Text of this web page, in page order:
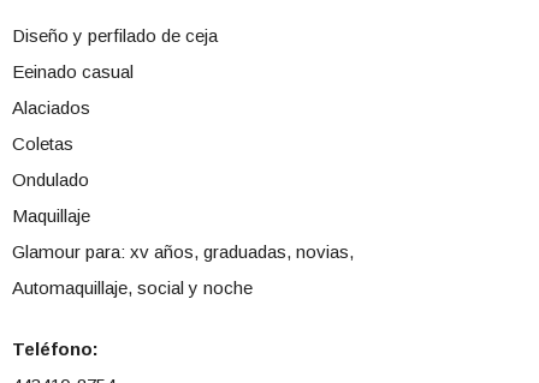
Diseño y perfilado de ceja
Eeinado casual
Alaciados
Coletas
Ondulado
Maquillaje
Glamour para: xv años, graduadas, novias,
Automaquillaje, social y noche
Teléfono: